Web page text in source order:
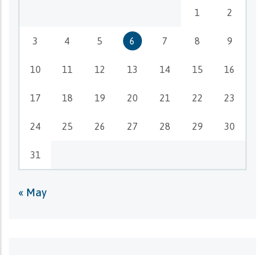
1 2
3 4 5 6 7 8 9
10 11 12 13 14 15 16
17 18 19 20 21 22 23
24 25 26 27 28 29 30
31
« May